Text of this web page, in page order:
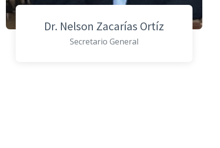
Dr. Nelson Zacarías Ortíz
Secretario General